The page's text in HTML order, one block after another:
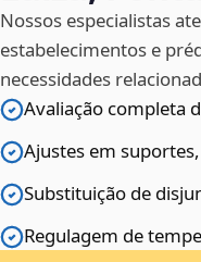
Nossos especialistas
estabelecimentos e
necessidades
Avaliação completa
Ajustes em
Substituição de
Regulagem de